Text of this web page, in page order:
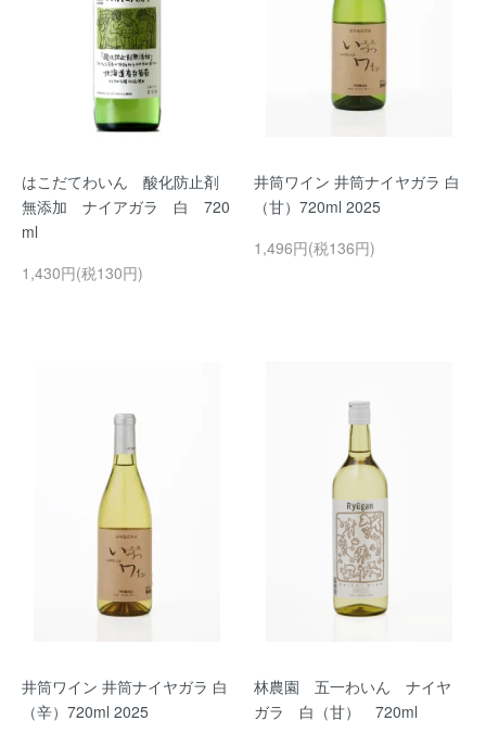
はこだてわいん 酸化防止剤
無添加 ナイアガラ 白 720
ml
1,430円(税130円)
井筒ワイン 井筒ナイヤガラ 白
（甘）720ml 2025
1,496円(税136円)
井筒ワイン 井筒ナイヤガラ 白
（辛）720ml 2025
林農園 五一わいん ナイヤ
ガラ 白（甘） 720ml